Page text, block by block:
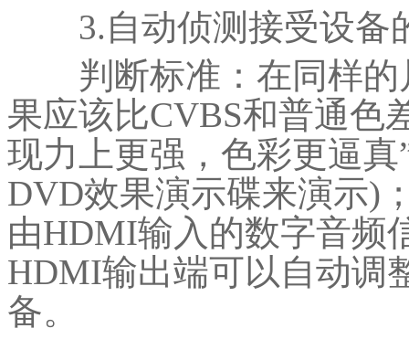
3.自动侦测接受设备
判断标准：在同样的
果应该比CVBS和普通色
现力上更强，色彩更逼真
DVD效果演示碟来演示)
由HDMI输入的数字音频
HDMI输出端可以自动调
备。